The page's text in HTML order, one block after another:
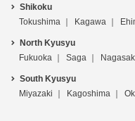
Shikoku
Tokushima
Kagawa
North Kyusyu
Fukuoka
Saga
South Kyusyu
Miyazaki
Kagoshima